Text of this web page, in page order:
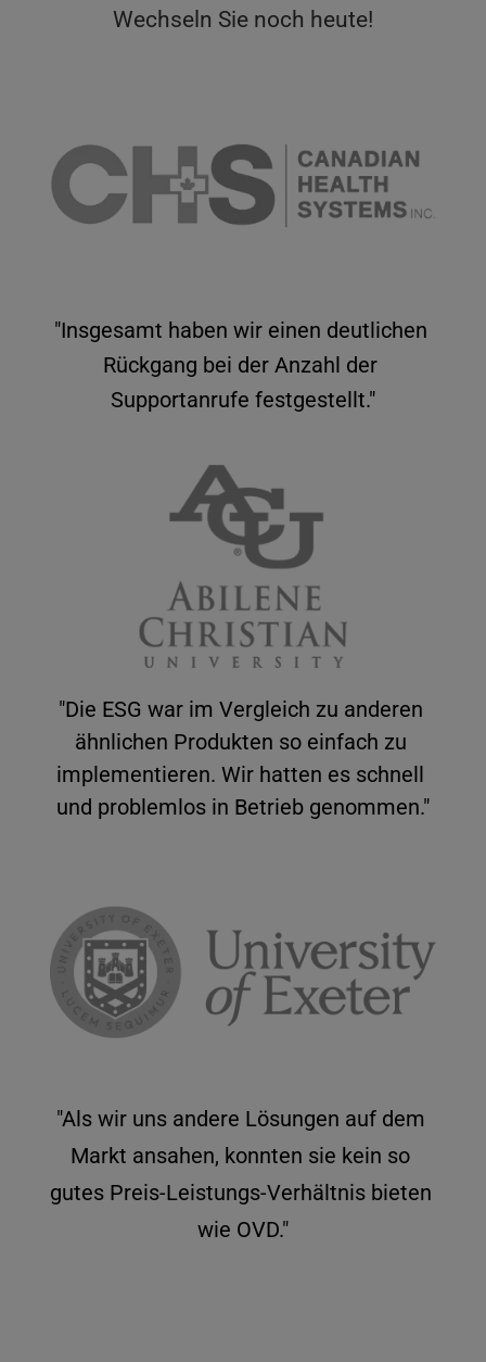
Wechseln Sie noch heute!
"Insgesamt haben wir einen deutlichen
Rückgang bei der Anzahl der
Supportanrufe festgestellt."
"Die ESG war im Vergleich zu anderen
ähnlichen Produkten so einfach zu
implementieren. Wir hatten es schnell
und problemlos in Betrieb genommen."
"Als wir uns andere Lösungen auf dem
Markt ansahen, konnten sie kein so
gutes Preis-Leistungs-Verhältnis bieten
wie OVD."